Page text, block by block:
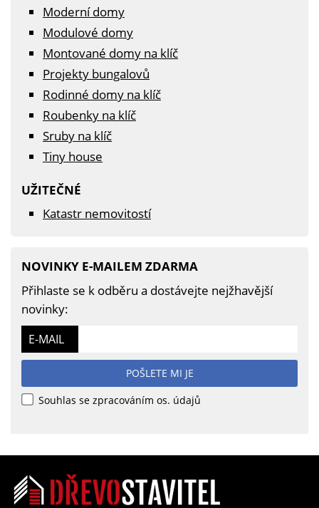
Moderní domy
Modulové domy
Montované domy na klíč
Projekty bungalovů
Rodinné domy na klíč
Roubenky na klíč
Sruby na klíč
Tiny house
UŽITEČNÉ
Katastr nemovitostí
NOVINKY E-MAILEM ZDARMA
Přihlaste se k odběru a dostávejte nejžhavější
novinky:
E-MAIL
POŠLETE MI JE
Souhlas se zpracováním os. údajů